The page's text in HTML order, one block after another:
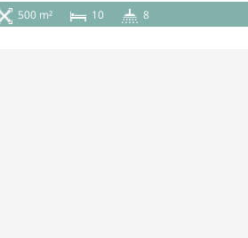
500 m² 10 8